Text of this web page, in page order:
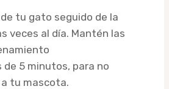
tu gato seguido de la
veces al día. Mantén las
de 5 minutos, para no
tu mascota.